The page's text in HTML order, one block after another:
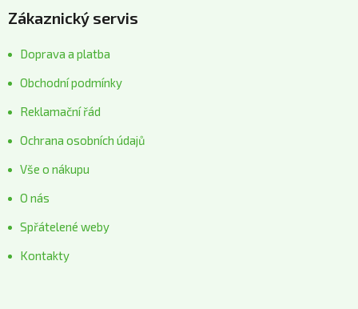
Zákaznický servis
Doprava a platba
Obchodní podmínky
Reklamační řád
Ochrana osobních údajů
Vše o nákupu
O nás
Spřátelené weby
Kontakty